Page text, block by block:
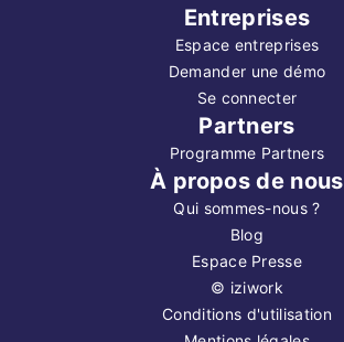
Entreprises
Espace entreprises
Demander une démo
Se connecter
Partners
Programme Partners
À propos de nous
Qui sommes-nous ?
Blog
Espace Presse
© iziwork
Conditions d'utilisation